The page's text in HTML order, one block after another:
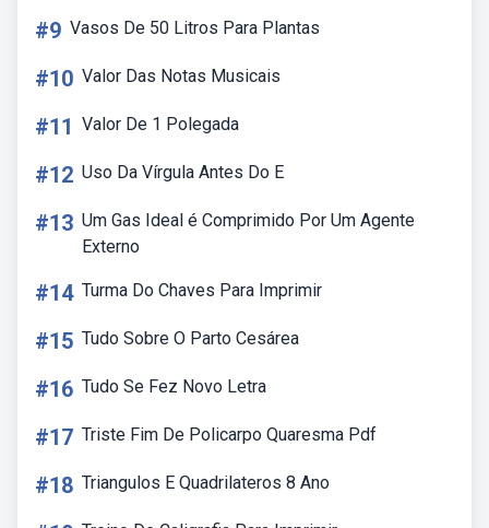
#9 Vasos De 50 Litros Para Plantas
#10 Valor Das Notas Musicais
#11 Valor De 1 Polegada
#12 Uso Da Vírgula Antes Do E
#13 Um Gas Ideal é Comprimido Por Um Agente
Externo
#14 Turma Do Chaves Para Imprimir
#15 Tudo Sobre O Parto Cesárea
#16 Tudo Se Fez Novo Letra
#17 Triste Fim De Policarpo Quaresma Pdf
#18 Triangulos E Quadrilateros 8 Ano